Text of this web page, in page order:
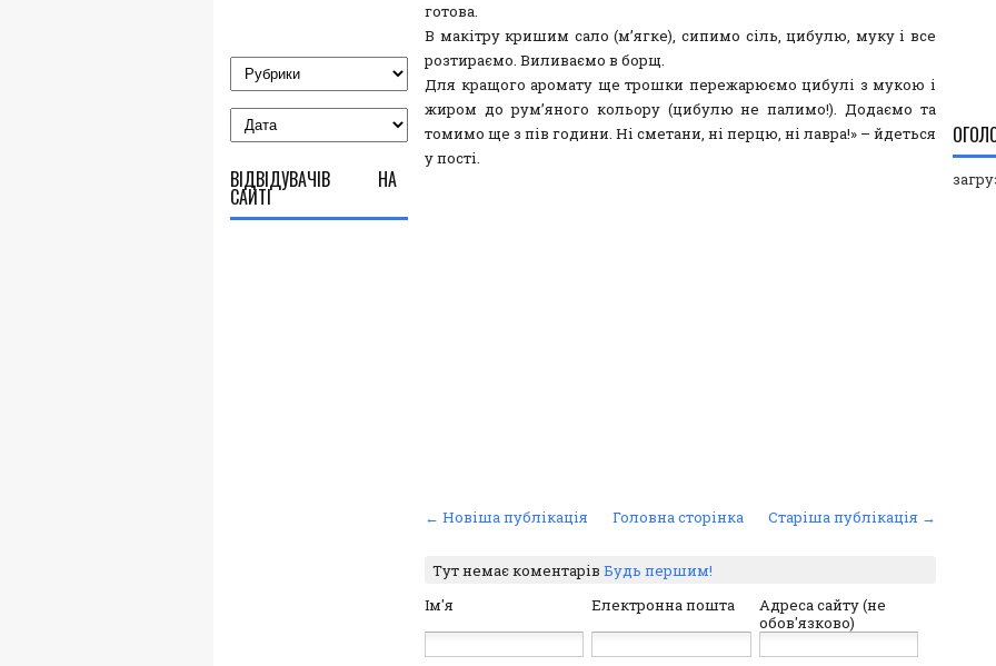
готова.
В макітру кришим сало (м’ягке), сипимо сіль, цибулю, муку і все
розтираємо. Виливаємо в борщ.
Для кращого аромату ще трошки пережарюємо цибулі з мукою і
жиром до рум’яного кольору (цибулю не палимо!). Додаємо та
томимо ще з пів години. Ні сметани, ні перцю, ні лавра!» – йдеться
у пості.
← Новіша публікація Старіша публікація →
Головна сторінка
Тут немає коментарів Будь першим!
Ім'я
Електронна пошта
Адреса сайту (не
обов'язково)
ВІДВІДУВАЧІВ НА
САЙТІ